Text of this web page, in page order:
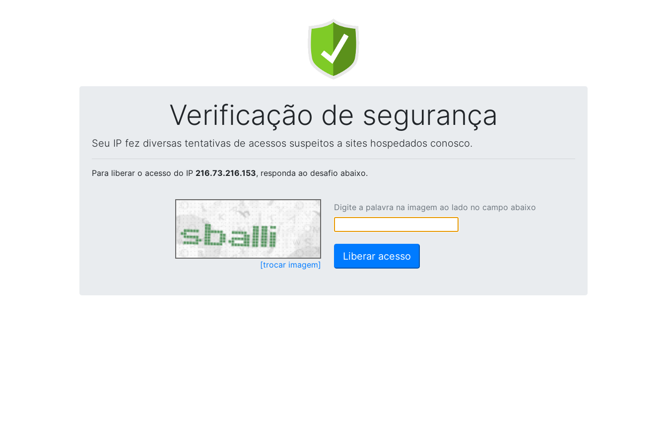
Verificação de segurança
Seu IP fez diversas tentativas de acessos suspeitos a sites hospedados conosco.
Para liberar o acesso do IP 216.73.216.153, responda ao desafio abaixo.
[trocar imagem]
Digite a palavra na imagem ao lado no campo abaixo